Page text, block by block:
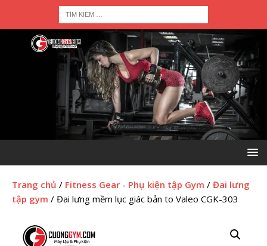
Trang chủ / Fitness Gear - Phụ kiện tập Gym / Đai lưng
tập gym / Đai lưng mềm lục giác bản to Valeo CGK-303